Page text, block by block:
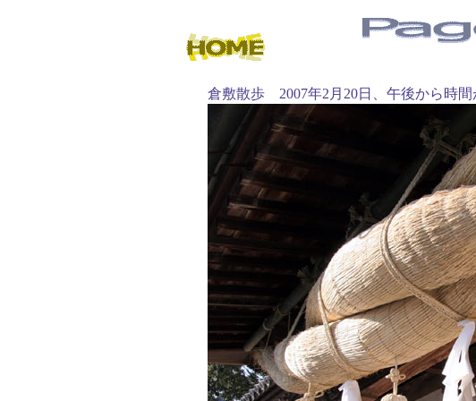
倉敷散歩 2007年2月20日、午後から時間